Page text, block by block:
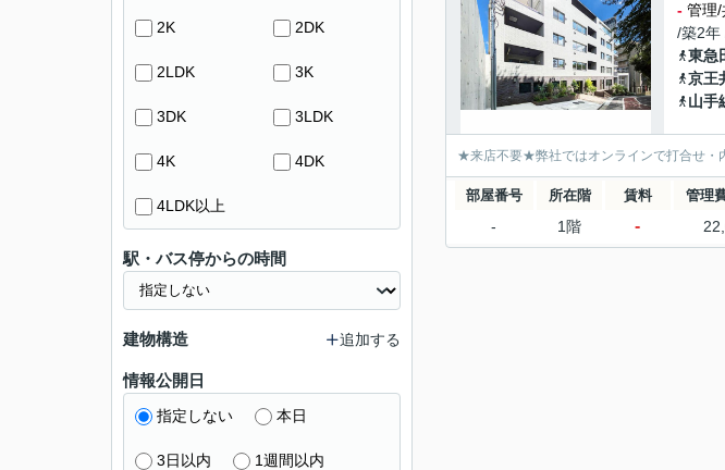
- 管理/
/築2年
東急
京王
山手
★来店不要★弊社ではオンラインで打合せ・
部屋番号 所在階 賃料 管理
- 1階 -
2K 2DK
2LDK 3K
3DK 3LDK
4K 4DK
4LDK以上
駅・バス停からの時間
建物構造 追加する
情報公開日
指定しない 本日
3日以内 1週間以内